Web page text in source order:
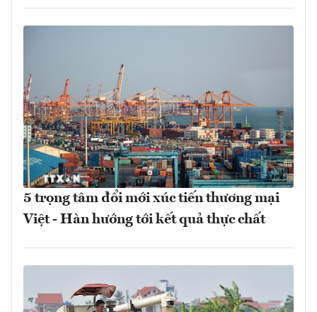
5 trọng tâm đổi mới xúc tiến thương mại
Việt - Hàn hướng tới kết quả thực chất